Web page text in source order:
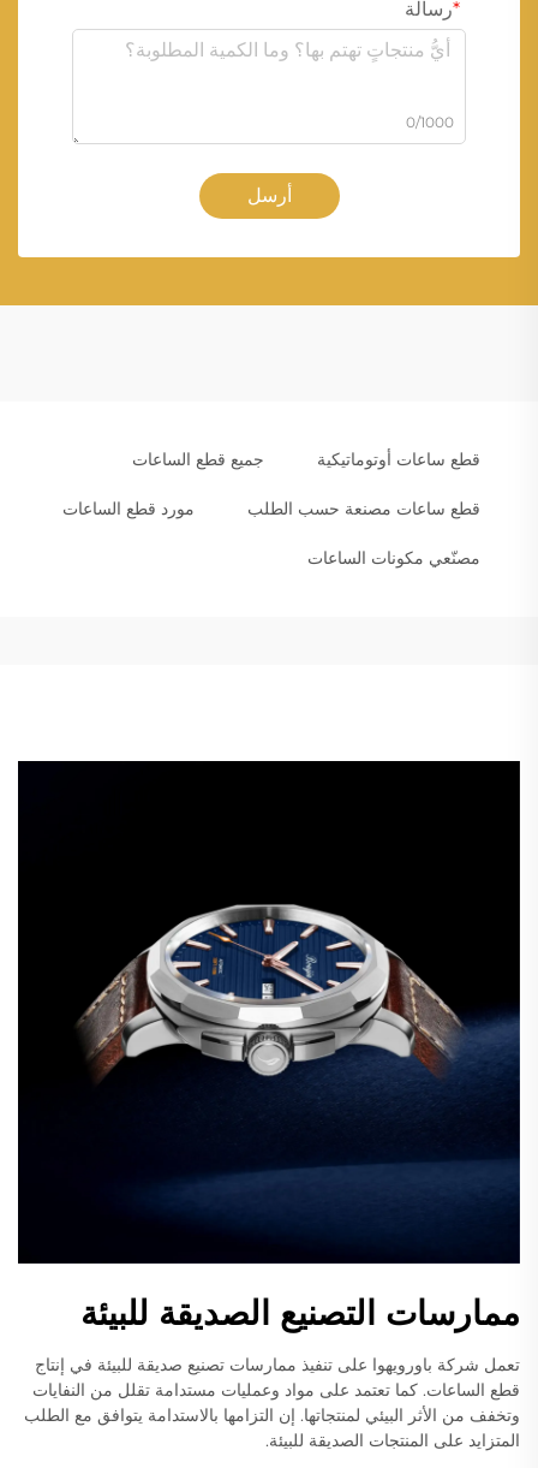
رسالة
0/1000
أرسل
قطع ساعات أوتوماتيكية جميع قطع الساعات
قطع ساعات مصنعة حسب الطلب مورد قطع الساعات
مصنّعي مكونات الساعات
ممارسات التصنيع الصديقة للبيئة
تعمل شركة باورويهوا على تنفيذ ممارسات تصنيع صديقة للبيئة في إنتاج
قطع الساعات. كما تعتمد على مواد وعمليات مستدامة تقلل من النفايات
وتخفف من الأثر البيئي لمنتجاتها. إن التزامها بالاستدامة يتوافق مع الطلب
المتزايد على المنتجات الصديقة للبيئة.